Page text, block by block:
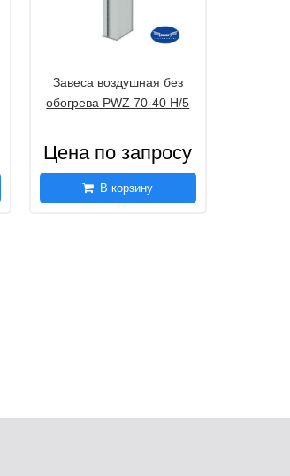
Завеса воздушная без
обогрева PWZ 70-40 H/5
Цена по запросу
В корзину